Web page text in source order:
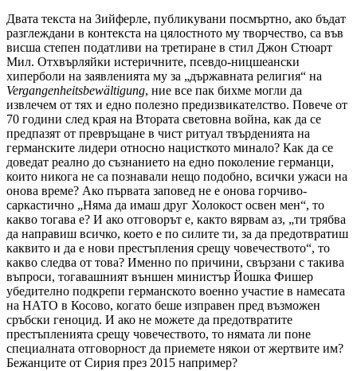
Двата текста на Зийферле, публикувани посмъртно, ако бъдат
разглеждани в контекста на цялостното му творчество, са във
висша степен податливи на третиране в стил Джон Стюарт
Мил. Отхвърляйки истеричните, псевдо-ницшеански
хиперболи на заявленията му за „държавната религия“ на
Vergangenheitsbewältigung, ние все пак бихме могли да
извлечем от тях и едно полезно предизвикателство. Повече от
70 години след края на Втората световна война, как да се
предпазят от превръщане в чист ритуал твърденията на
германските лидери относно нацисткото минало? Как да се
доведат реално до съзнанието на едно поколение германци,
които никога не са познавали нещо подобно, всички ужаси на
онова време? Ако първата заповед не е онова горчиво-
саркастично „Няма да имаш друг Холокост освен мен“, то
какво тогава е? И ако отговорът е, както вярвам аз, „ти трябва
да направиш всичко, което е по силите ти, за да предотвратиш
каквито и да е нови престъпления срещу човечеството“, то
какво следва от това? Именно по причини, свързани с такива
въпроси, тогавашният външен министър Йошка Фишер
убедително подкрепи германското военно участие в намесата
на НАТО в Косово, когато беше изправен пред възможен
сръбски геноцид. И ако не можете да предотвратите
престъпленията срещу човечеството, то нямата ли поне
специалната отговорност да приемете някои от жертвите им?
Бежанците от Сирия през 2015 например?